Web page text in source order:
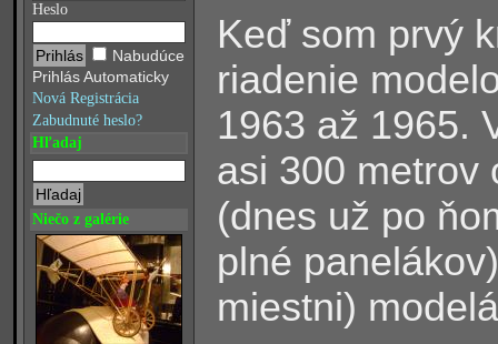
Heslo
Nabudúce
Prihlás Automaticky
Nová Registrácia
Zabudnuté heslo?
Hľadaj
Niečo z galérie
Keď som prvý
riadenie
1963 až 1965.
asi 300 metrov
(dnes už po
plné
miestni)